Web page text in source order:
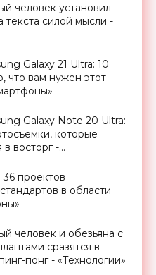
человек установил
текста силой мысли -
Galaxy 21 Ultra: 10
что вам нужен этот
Galaxy Note 20 Ultra:
которые
восторг -
проектов
в области
человек и обезьяна с
сразятся в
понг - «Технологии»